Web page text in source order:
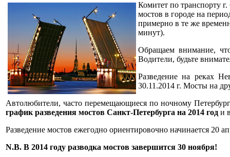
Комитет по транспорту
мостов в городе на
примерно в те же
минут).
Обращаем внимание,
Водители, будьте
Разведение на реках
30.11.2014 г. Мосты на
Автолюбители, часто перемещающиеся по ночному
график разведения мостов Санкт-Петербурга на 2014 год и
Разведение мостов ежегодно ориентировочно начинается 20
N.B. В 2014 году разводка мостов завершится 30 ноября!